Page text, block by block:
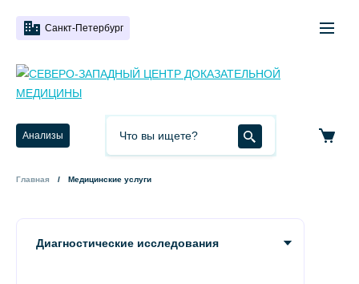
Санкт-Петербург
Анализы
Главная Медицинские услуги
Диагностические исследования